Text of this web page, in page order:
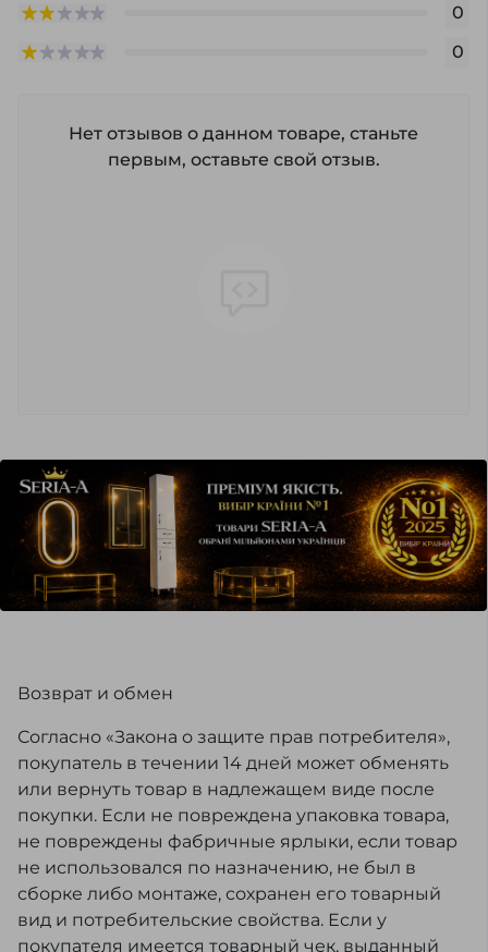
0
0
Нет отзывов о данном товаре, станьте
первым, оставьте свой отзыв.
Возврат и обмен
Согласно «Закона о защите прав потребителя»,
покупатель в течении 14 дней может обменять
или вернуть товар в надлежащем виде после
покупки. Если не повреждена упаковка товара,
не повреждены фабричные ярлыки, если товар
не использовался по назначению, не был в
сборке либо монтаже, сохранен его товарный
вид и потребительские свойства. Если у
покупателя имеется товарный чек, выданный